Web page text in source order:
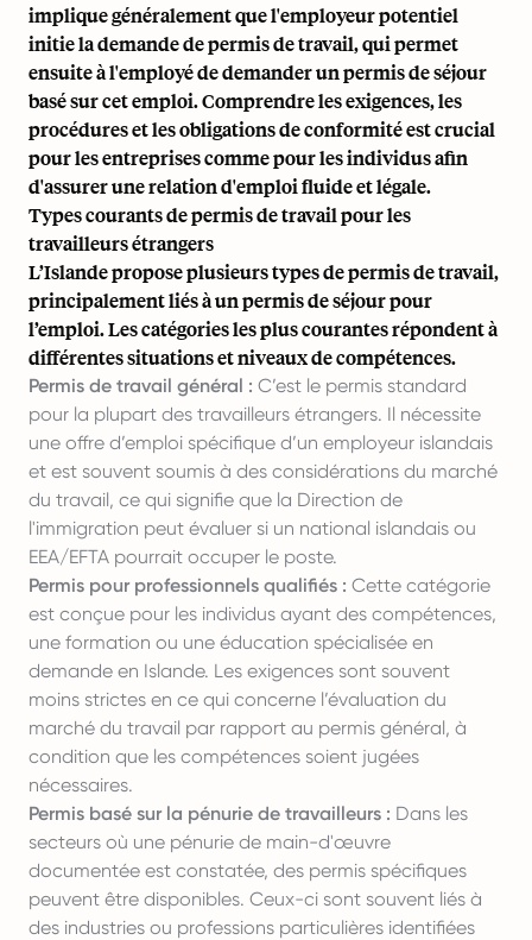
implique généralement que l'employeur potentiel
initie la demande de permis de travail, qui permet
ensuite à l'employé de demander un permis de séjour
basé sur cet emploi. Comprendre les exigences, les
procédures et les obligations de conformité est crucial
pour les entreprises comme pour les individus afin
d'assurer une relation d'emploi fluide et légale.
Types courants de permis de travail pour les
travailleurs étrangers
L’Islande propose plusieurs types de permis de travail,
principalement liés à un permis de séjour pour
l’emploi. Les catégories les plus courantes répondent à
différentes situations et niveaux de compétences.
Permis de travail général : C’est le permis standard
pour la plupart des travailleurs étrangers. Il nécessite
une offre d’emploi spécifique d’un employeur islandais
et est souvent soumis à des considérations du marché
du travail, ce qui signifie que la Direction de
l'immigration peut évaluer si un national islandais ou
EEA/EFTA pourrait occuper le poste.
Permis pour professionnels qualifiés : Cette catégorie
est conçue pour les individus ayant des compétences,
une formation ou une éducation spécialisée en
demande en Islande. Les exigences sont souvent
moins strictes en ce qui concerne l’évaluation du
marché du travail par rapport au permis général, à
condition que les compétences soient jugées
nécessaires.
Permis basé sur la pénurie de travailleurs : Dans les
secteurs où une pénurie de main-d'œuvre
documentée est constatée, des permis spécifiques
peuvent être disponibles. Ceux-ci sont souvent liés à
des industries ou professions particulières identifiées